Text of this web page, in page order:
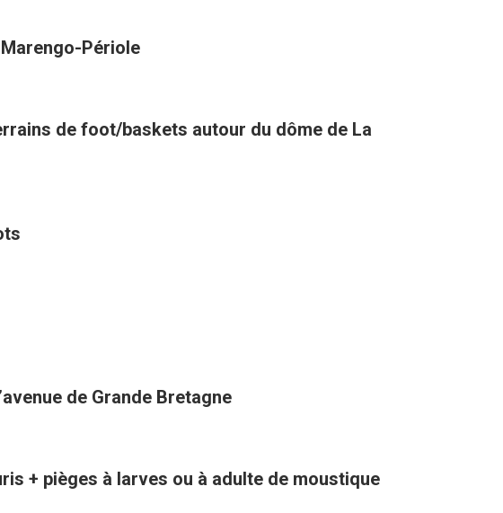
Périole
de foot/baskets autour du dôme de La
de Grande Bretagne
+ pièges à larves ou à adulte de moustique